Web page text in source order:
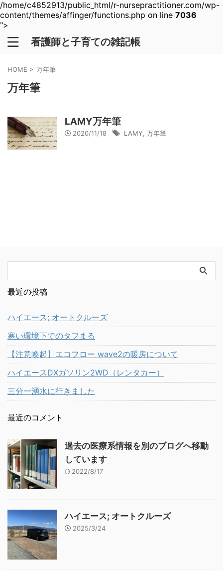
/home/c4852913/public_html/r-nursepractitioner.com/wp-
content/themes/affinger/functions.php on line 7036
">
看護師と子育ての雑記帳
HOME > 万年筆
万年筆
LAMY万年筆
2020/11/18 LAMY 万年筆
最近の投稿
ハイエース; オートクルーズ
寒い環境下でのタフまる
【注意喚起】エコフロー wave2の暖房について
ハイエースDXガソリン2WD（レンタカー）
三分一湧水に行きました
最近のコメント
過去の医療系情報を別のブログへ移動
しています
2022/8/17
ハイエース; オートクルーズ
2025/3/24